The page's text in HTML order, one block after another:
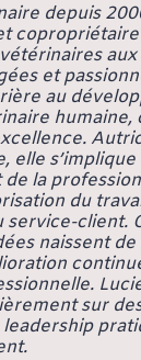
depuis
et
au
humaine,
elle
la
du
service-client.
naissent
sur
leadership